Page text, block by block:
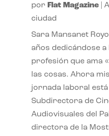
por Flat Magazine|
ciudad
Sara Mansanet
años dedicándose
profesión que ama
las cosas. Ahora
jornada laboral
Subdirectora de
Audiovisuales del
directora de la